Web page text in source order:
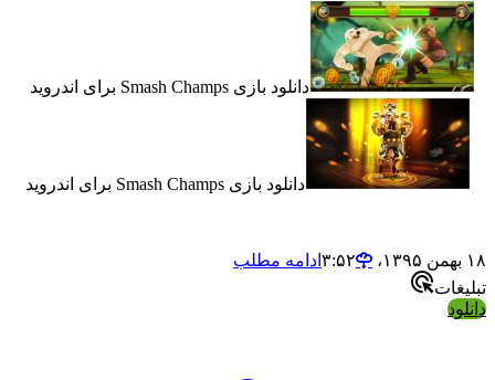
دانلود بازی Smash Champs برای اندروید
دانلود بازی Smash Champs برای اندروید
ادامه مطلب